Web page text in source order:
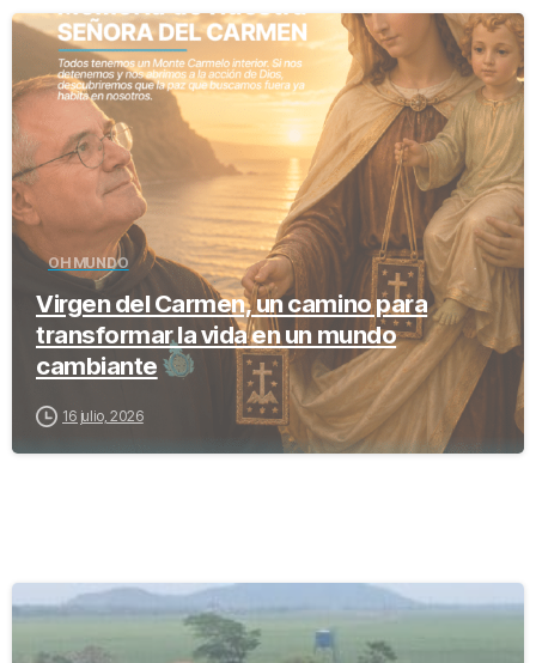
-
OH MUNDO
Virgen del Carmen, un camino para
transformar la vida en un mundo
cambiante
16 julio, 2026